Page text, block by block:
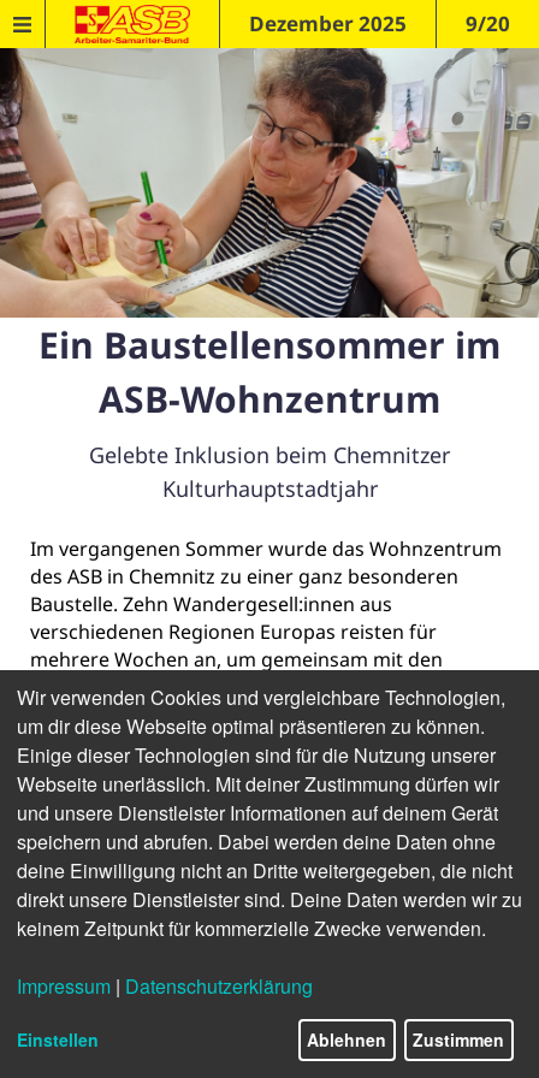
Dezember 2025 9/20
Ein Baustellensommer im
ASB-Wohnzentrum
Gelebte Inklusion beim Chemnitzer
Kulturhauptstadtjahr
Im vergangenen Sommer wurde das Wohnzentrum
des ASB in Chemnitz zu einer ganz besonderen
Baustelle. Zehn Wandergesell:innen aus
verschiedenen Regionen Europas reisten für
mehrere Wochen an, um gemeinsam mit den
Bewohner:innen ein Projekt im Rahmen der
Kulturhauptstadt Chemnitz 2025 zu verwirklichen.
Initiiert wurde es vom ASB-Ortsverband Chemnitz
und Umgebung, der sich erfolgreich um eine
Sommerbaustelle beworben hatte. Das Besondere:
Auch Menschen im Rollstuhl konnten aktiv am Bau
mitwirken.
Seit Jahrhunderten ist es Tradition, dass
Wandergesell:innen für gemeinnützige Vereine
durchführen. So wurde aus einer Idee für den ASB
Realität. Anfang Juli schlugen die Handwerker:innen
ihr Zelt in unmittelbarer Nähe zur Baustelle direkt
Wir verwenden Cookies und vergleichbare Technologien,
um dir diese Webseite optimal präsentieren zu können.
Einige dieser Technologien sind für die Nutzung unserer
Webseite unerlässlich. Mit deiner Zustimmung dürfen wir
und unsere Dienstleister Informationen auf deinem Gerät
speichern und abrufen. Dabei werden deine Daten ohne
deine Einwilligung nicht an Dritte weitergegeben, die nicht
direkt unsere Dienstleister sind. Deine Daten werden wir zu
keinem Zeitpunkt für kommerzielle Zwecke verwenden.
Impressum | Datenschutzerklärung
Einstellen Ablehnen Zustimmen